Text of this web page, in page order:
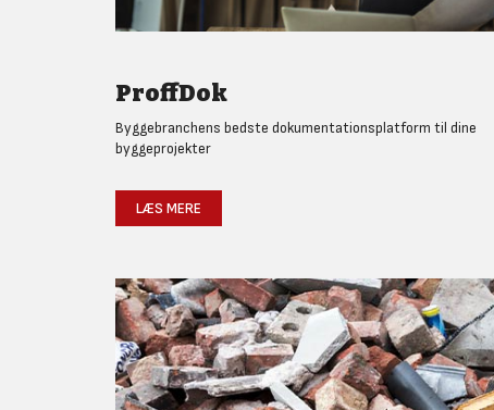
ProffDok
Byggebranchens bedste dokumentationsplatform til dine
byggeprojekter
LÆS MERE